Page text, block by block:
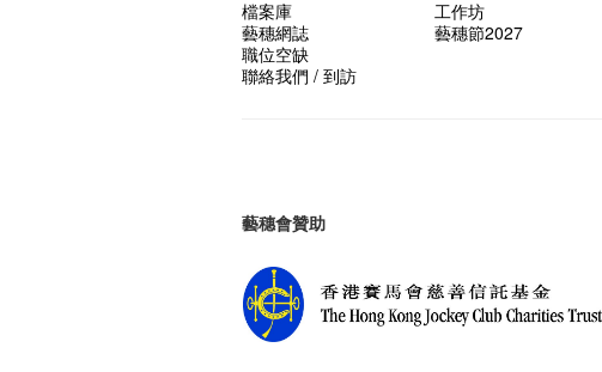
檔案庫
藝穗網誌
職位空缺
聯絡我們 / 到訪
工作坊
藝穗節2027
藝穗會贊助